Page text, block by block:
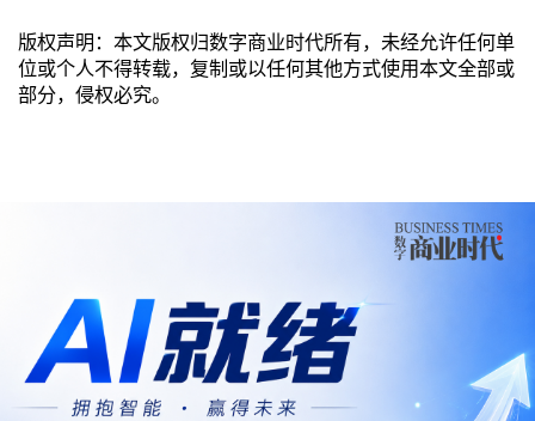
版权声明：本文版权归数字商业时代所有，未经允许任何单
位或个人不得转载，复制或以任何其他方式使用本文全部或
部分，侵权必究。